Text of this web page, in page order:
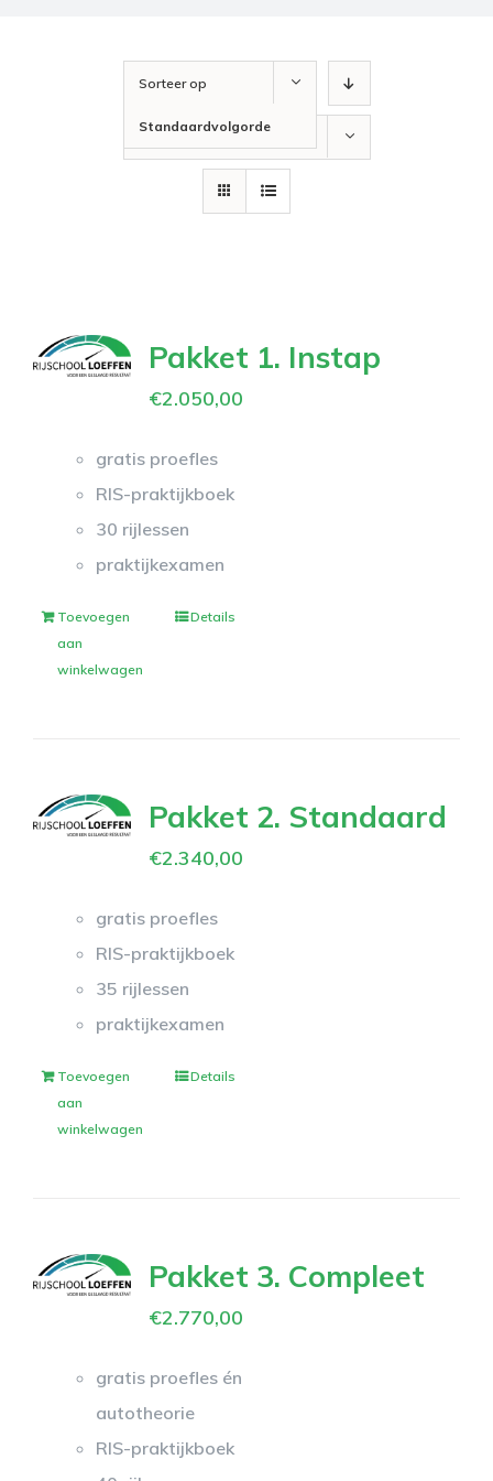
Sorteer op
Standaardvolgorde
24 producten
Pakket 1. Instap
€2.050,00
gratis proefles
RIS-praktijkboek
30 rijlessen
praktijkexamen
Toevoegen
aan
winkelwagen
Details
Pakket 2. Standaard
€2.340,00
gratis proefles
RIS-praktijkboek
35 rijlessen
praktijkexamen
Toevoegen
aan
winkelwagen
Details
Pakket 3. Compleet
€2.770,00
gratis proefles én
autotheorie
RIS-praktijkboek